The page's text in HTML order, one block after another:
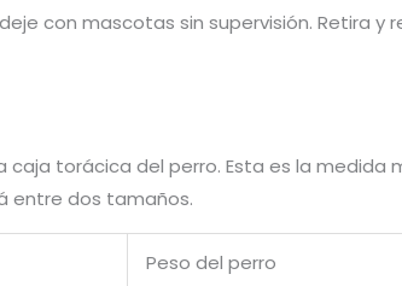
con mascotas sin supervisión. Retira y
torácica del perro. Esta es la medida
entre dos tamaños.
Peso del perro